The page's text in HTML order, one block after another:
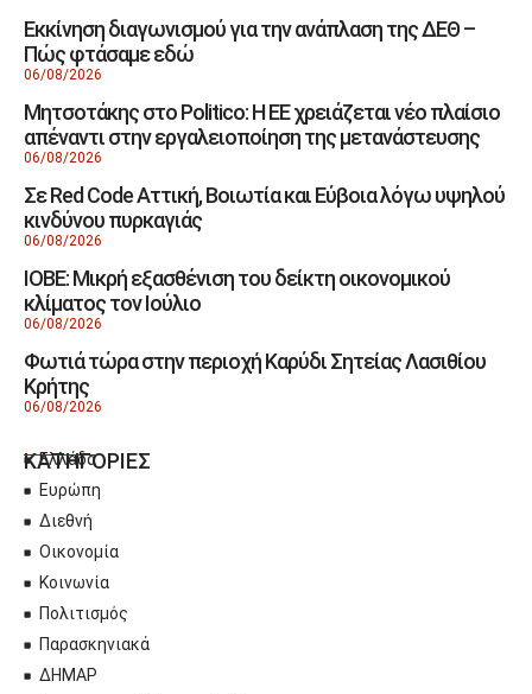
Εκκίνηση διαγωνισμού για την ανάπλαση της ΔΕΘ –
Πώς φτάσαμε εδώ
06/08/2026
Μητσοτάκης στο Politico: Η ΕΕ χρειάζεται νέο πλαίσιο
απέναντι στην εργαλειοποίηση της μετανάστευσης
06/08/2026
Σε Red Code Αττική, Βοιωτία και Εύβοια λόγω υψηλού
κινδύνου πυρκαγιάς
06/08/2026
ΙΟΒΕ: Μικρή εξασθένιση του δείκτη οικονομικού
κλίματος τον Ιούλιο
06/08/2026
Φωτιά τώρα στην περιοχή Καρύδι Σητείας Λασιθίου
Κρήτης
06/08/2026
ΚΑΤΗΓΟΡΙΕΣ
Ελλάδα
Ευρώπη
Διεθνή
Οικονομία
Κοινωνία
Πολιτισμός
Παρασκηνιακά
ΔΗΜΑΡ